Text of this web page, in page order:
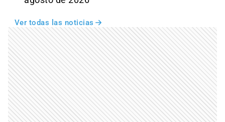
Ver todas las noticias